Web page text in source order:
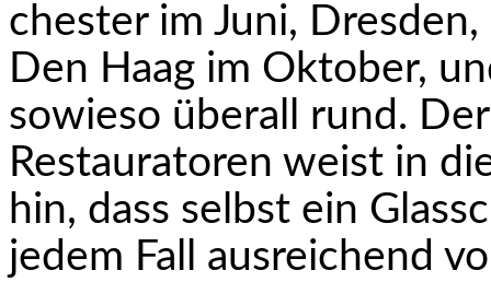
chester im Juni,
Den Haag im Oktober,
sowieso überall rund.
Restauratoren weist in
hin, dass selbst ein
jedem Fall ausreichend